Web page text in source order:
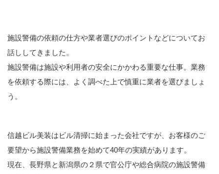
施設警備の依頼の仕方や業者選びのポイントなどについてお
話ししてきました。
施設警備は施設や利用者の安全にかかわる重要な仕事。業務
を依頼する際には、よく調べた上で慎重に業者を選びましょ
う。
信越ビル美装はビル清掃に始まった会社ですが、お客様のご
要望から施設警備業務を始めて40年の実績があります。
現在、長野県と新潟県の２県で官公庁や総合病院の施設警備